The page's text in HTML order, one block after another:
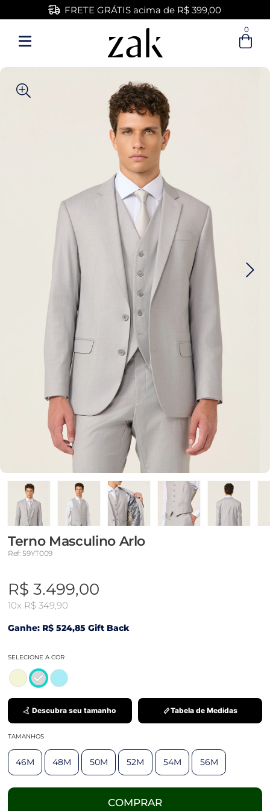
Entre com email ou cpf/cnpj
Criar nova conta
FRETE GRÁTIS acima de R$ 399,00
0
Terno Masculino Arlo
Ref: 59YT009
R$ 3.499,00
10x R$ 349,90
Ganhe: R$ 524,85 Gift Back
SELECIONE A COR
Descubra seu tamanho Tabela de Medidas
TAMANHOS
46M 48M 50M 52M 54M 56M
COMPRAR